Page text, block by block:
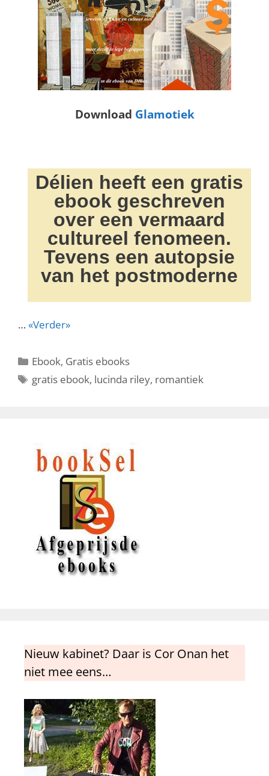
Download Glamotiek
Délien heeft een gratis
ebook geschreven
over een vermaard
cultureel fenomeen.
Tevens een autopsie
van het postmoderne
… «Verder»
Categorieën
Ebook, Gratis ebooks
Tags
gratis ebook, lucinda riley, romantiek
Nieuw kabinet? Daar is Cor Onan het
niet mee eens…